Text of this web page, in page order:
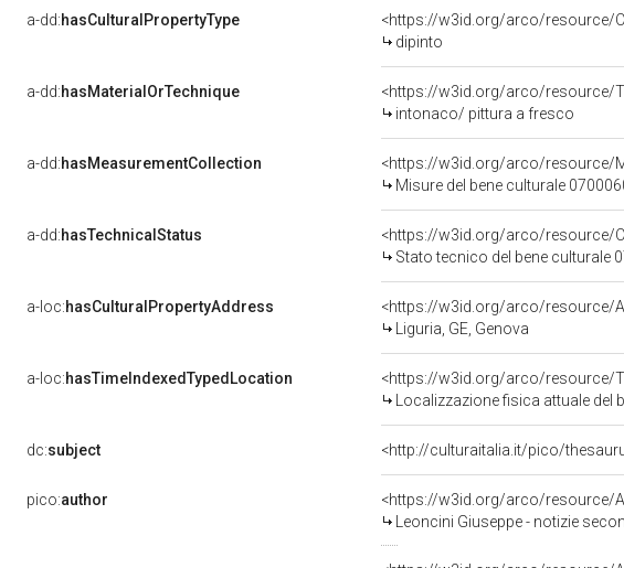
a-dd:hasCulturalPropertyType
<https://w3id.org/arco/resource/
dipinto
a-dd:hasMaterialOrTechnique
<https://w3id.org/arco/resource/
intonaco/ pittura a fresco
a-dd:hasMeasurementCollection
<https://w3id.org/arco/resource/
Misure del bene culturale
a-dd:hasTechnicalStatus
<https://w3id.org/arco/resource/
Stato tecnico del bene culturale
a-loc:hasCulturalPropertyAddress
<https://w3id.org/arco/resource/
Liguria, GE, Genova
a-loc:hasTimeIndexedTypedLocation
<https://w3id.org/arco/resource/
Localizzazione fisica attuale del
dc:subject <http://culturaitalia.it/pico/
pico:author
<https://w3id.org/arco/resource/
Leoncini Giuseppe - notizie